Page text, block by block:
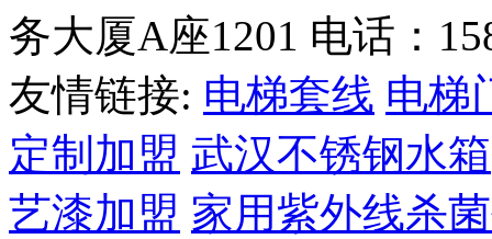
务大厦A座1201 电话：
友情链接: 电梯套线 电梯
定制加盟 武汉不锈钢水箱
艺漆加盟 家用紫外线杀